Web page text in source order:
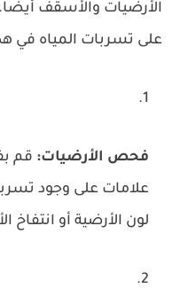
الأرضيات والأسقف
على تسربات المياه في
فحص الأرضيات: قم
علامات على وجود
لون الأرضية أو انتفاخ